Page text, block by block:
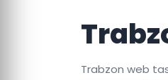
Trabzon web